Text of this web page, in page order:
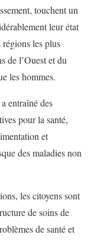
touchent un
leur état
les plus
de l’Ouest et du
les hommes.
entraîné des
pour la santé,
et
des maladies non
les citoyens sont
de soins de
de santé et